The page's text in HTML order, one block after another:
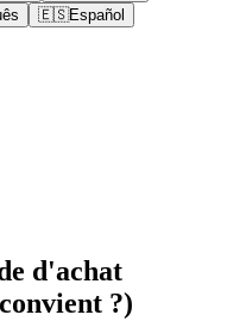
🇪🇸Español
d'achat
?)